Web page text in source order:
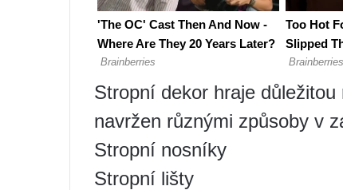
Stropní dekor hraje
navržen různými způsoby v
Stropní nosníky
Stropní lišty